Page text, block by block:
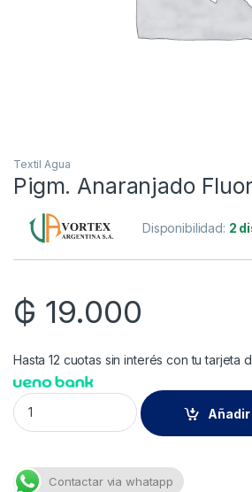
Textil Agua
Pigm. Anaranjado
Disponibilidad: 2
₲ 19.000
Hasta 12 cuotas sin interés con tu tarjeta
Pigm. Anaranjado Fluortex 100 Cc.
Contactar via whatapp